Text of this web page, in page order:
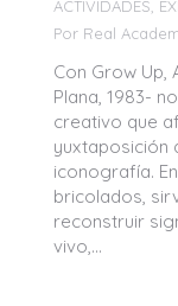
ACTIVIDADES
Por Real
Con Grow Up,
Plana, 1983-
creativo que
yuxtaposición
iconografía.
bricolados,
reconstruir
vivo,…